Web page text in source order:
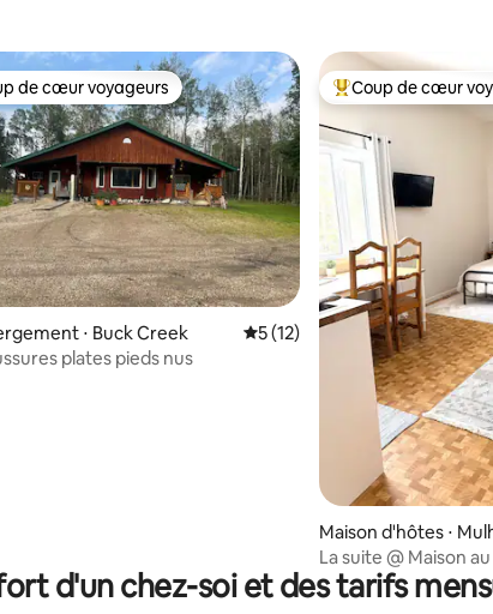
sur la base de 78 commentaires : 4,99 sur 5
de cœur voyageurs
de cœur voyageurs
⋅ Buck Creek Évaluation moyenne sur la
5 (12)
plates pieds nus
Coups de cœur
Coup de cœur
Maison d'hôtes ⋅
La suite @ Maison
d'un chez-soi et des tarifs